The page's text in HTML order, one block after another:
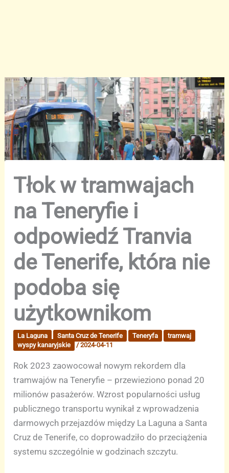
Tłok w tramwajach
na Teneryfie i
odpowiedź Tranvia
de Tenerife, która nie
podoba się
użytkownikom
La Laguna Santa Cruz de Tenerife Teneryfa
tramwaj
wyspy kanaryjskie
/2024-04-11
Rok 2023 zaowocował nowym rekordem dla
tramwajów na Teneryfie – przewieziono ponad 20
milionów pasażerów. Wzrost popularności usług
publicznego transportu wynikał z wprowadzenia
darmowych przejazdów między La Laguna a Santa
Cruz de Tenerife, co doprowadziło do przeciążenia
systemu szczególnie w godzinach szczytu.